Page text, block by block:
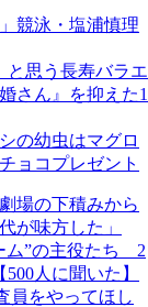
競泳・塩浦慎理
と思う長寿バラエ
さん』を抑えた1
の幼虫はマグロ
ョコプレゼント
場の下積みから
が味方した」
ム”の主役たち 2
人に聞いた】
員をやってほし